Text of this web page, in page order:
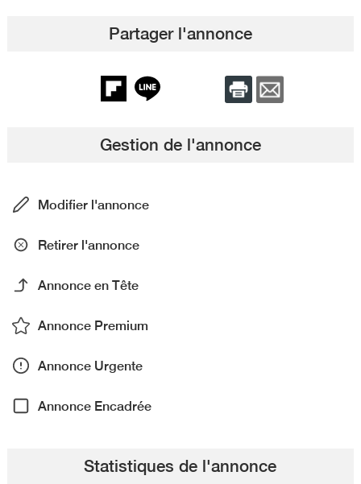
Partager l'annonce
Gestion de l'annonce
Modifier l'annonce
Retirer l'annonce
Annonce en Tête
Annonce Premium
Annonce Urgente
Annonce Encadrée
Statistiques de l'annonce